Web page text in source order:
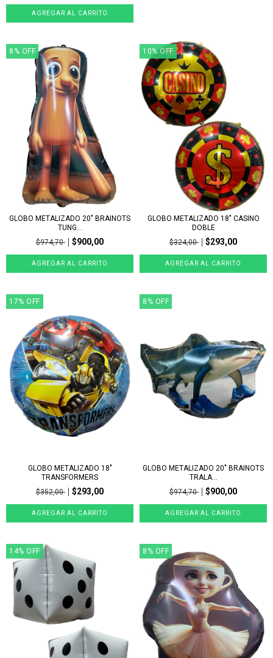
8 % OFF
GLOBO METALIZADO 20" BRAINOTS
TUNG...
$974,70
$900,00
10%OFF
GLOBO METALIZADO 18" CASINO
DOBLE
$324,00
$293,00
17% OFF
GLOBO METALIZADO 18"
TRANSFORMERS
$352,00
$293,00
8 % OFF
GLOBO METALIZADO 20" BRAINOTS
TRALA...
$974,70
$900,00
14% OFF 8 % OFF